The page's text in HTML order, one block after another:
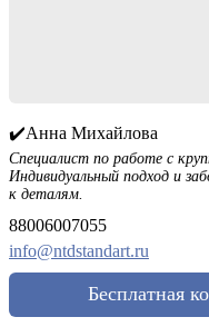
✔️Анна Михайлова
Специалист по работе с
Индивидуальный подход и
к деталям.
88006007055
info@ntdstandart.ru
Бесплатная